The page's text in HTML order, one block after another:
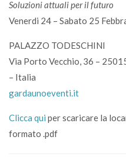
Soluzioni attuali per il futuro
Venerdi 24 – Sabato 25
PALAZZO TODESCHINI
Via Porto Vecchio, 36 –
– Italia
gardaunoeventi.it
Clicca qui per scaricare la
formato .pdf